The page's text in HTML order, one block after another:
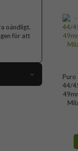
Puro
44/
oändligt.
för att